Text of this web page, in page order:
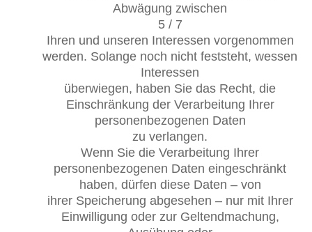
Abwägung zwischen
5 / 7
Ihren und unseren Interessen vorgenommen
werden. Solange noch nicht feststeht, wessen
Interessen
überwiegen, haben Sie das Recht, die
Einschränkung der Verarbeitung Ihrer
personenbezogenen Daten
zu verlangen.
Wenn Sie die Verarbeitung Ihrer
personenbezogenen Daten eingeschränkt
haben, dürfen diese Daten – von
ihrer Speicherung abgesehen – nur mit Ihrer
Einwilligung oder zur Geltendmachung,